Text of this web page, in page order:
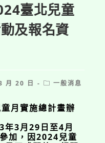
臺北兒童
及報名資
月 20 日
Post一般消息
月實施總計畫辦
年3月29日至4月
加，因2024兒童